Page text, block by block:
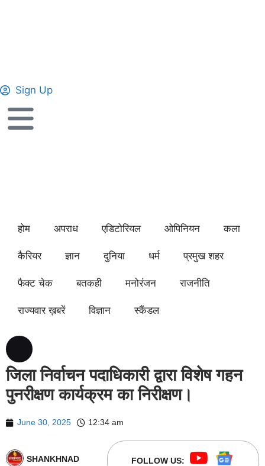
Sign Up
होम अपराध एडिटोरियल ओपिनियन कला
कैरियर ज्ञान दुनिया धर्म प्रमुख शहर
फैक्ट चेक बतकही मनोरंजन राजनीति
राज्यवार ख़बरें विज्ञान स्कैंडल
जिला निर्वाचन पदाधिकारी द्वारा विशेष गहन
पुनरीक्षण कार्यक्रम का निरीक्षण।
June 30, 2025 12:34 am
SHANKHNAD FOLLOW US: